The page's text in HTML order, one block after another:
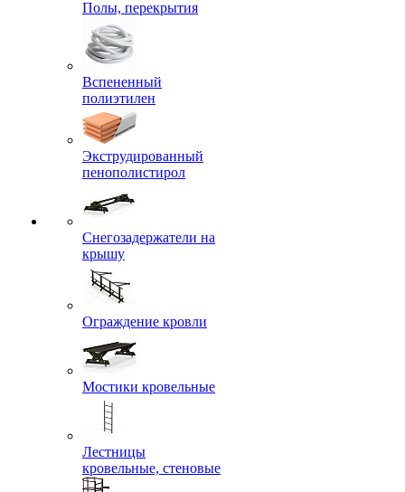
Полы, перекрытия
Вспененный
полиэтилен
Экструдированный
пенополистирол
Снегозадержатели на
крышу
Ограждение кровли
Мостики кровельные
Лестницы
кровельные, стеновые